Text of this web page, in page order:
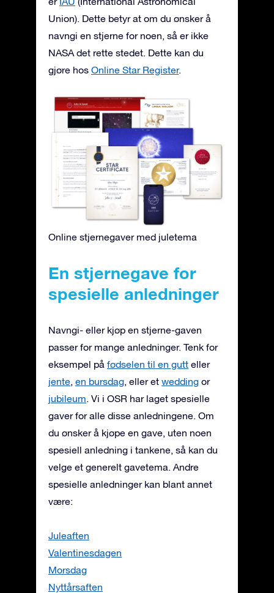
Union). Dette betyr at om du ønsker å
navngi en stjerne for noen, så er ikke
NASA det rette stedet. Dette kan du
gjøre hos Online Star Register.
Online stjernegaver med juletema
En stjernegave for
spesielle anledninger
Navngi- eller kjøp en stjerne-gaven
passer for mange anledninger. Tenk for
eksempel på fødselen til en gutt eller
jente, en bursdag, eller et wedding or
jubileum. Vi i OSR har laget spesielle
gaver for alle disse anledningene. Om
du ønsker å kjøpe en gave, uten noen
spesiell anledning i tankene, så kan du
velge et generelt gavetema. Andre
spesielle anledninger kan blant annet
være:
Juleaften
Valentinesdagen
Morsdag
Nyttårsaften